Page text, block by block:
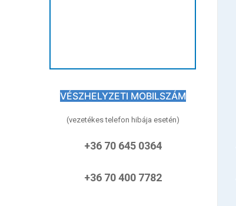
Közérdekű adatok
Hírek
VÉSZHELYZETI MOBILSZÁM
(vezetékes telefon hibája esetén)
+36 70 645 0364
+36 70 400 7782